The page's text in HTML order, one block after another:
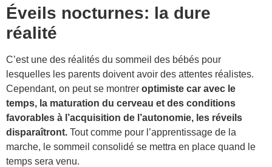
Éveils nocturnes: la dure
réalité
C’est une des réalités du sommeil des bébés pour
lesquelles les parents doivent avoir des attentes réalistes.
Cependant, on peut se montrer optimiste car avec le
temps, la maturation du cerveau et des conditions
favorables à l’acquisition de l’autonomie, les réveils
disparaîtront. Tout comme pour l’apprentissage de la
marche, le sommeil consolidé se mettra en place quand le
temps sera venu.